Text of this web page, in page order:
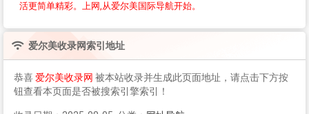
活更简单精彩。上网,从爱尔美国际导航开始。
爱尔美收录网索引地址
恭喜爱尔美收录网 被本站收录并生成此页面地址，请点击下方按
钮查看本页面是否被搜索引擎索引！